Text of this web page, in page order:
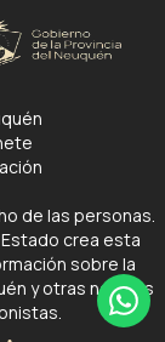
de las personas.
crea esta
sobre la
y otras noticias